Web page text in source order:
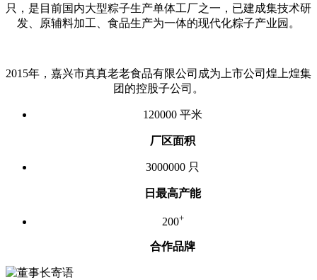
只，是目前国内大型粽子生产单体工厂之一，已建成集技术研
发、原辅料加工、食品生产为一体的现代化粽子产业园。
2015年，嘉兴市真真老老食品有限公司成为上市公司煌上煌集
团的控股子公司。
120000 平米
厂区面积
3000000 只
日最高产能
200+
合作品牌